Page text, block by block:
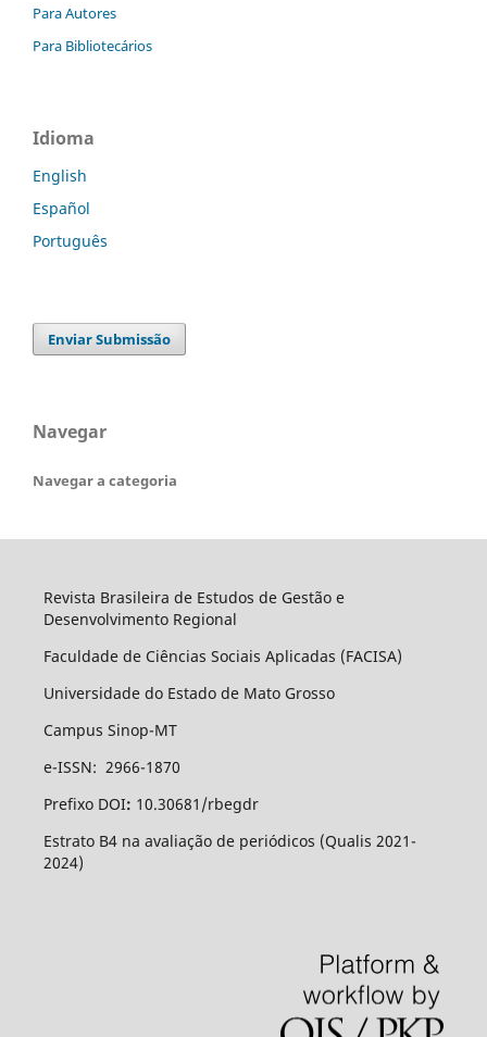
Para Autores
Para Bibliotecários
Idioma
English
Español
Português
Enviar Submissão
Navegar
Navegar a categoria
Revista Brasileira de Estudos de Gestão e
Desenvolvimento Regional
Faculdade de Ciências Sociais Aplicadas (FACISA)
Universidade do Estado de Mato Grosso
Campus Sinop-MT
e-ISSN: 2966-1870
Prefixo DOI: 10.30681/rbegdr
Estrato B4 na avaliação de periódicos (Qualis 2021-
2024)